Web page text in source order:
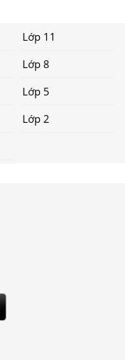
Lớp 11
Lớp 8
Lớp 5
Lớp 2